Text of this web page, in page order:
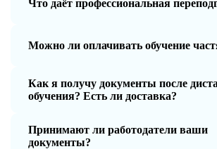
Что даёт профессиональная
Можно ли оплачивать обучение
Как я получу документы после
обучения? Есть ли доставка?
Принимают ли работодатели ваши
документы?